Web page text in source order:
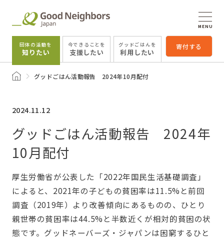
団体の活動を
知りたい
今できることを
支援したい
グッドごはんを
利用したい
寄付する
MENU
トップページグッドごはん活動報告 2024年10月配付
2024.11.12
グッドごはん活動報告 2024年
10月配付
厚生労働省が公表した「2022年国民生活基礎調査」
によると、2021年の子どもの貧困率は11.5%と前回
調査（2019年）より改善傾向にあるものの、ひとり
親世帯の貧困率は44.5%と半数近くが相対的貧困の状
態です。グッドネーバーズ・ジャパンは困窮するひと